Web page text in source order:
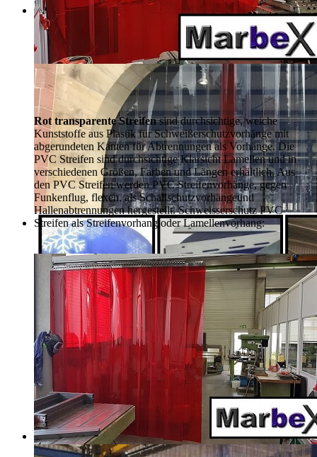
Rot transparente Streifen sind durchsichtige, weiche
Kunststoffe aus Plastik für Schweißerschutzvorhänge mit
abgerundeten Kanten für Abtrennungen als Vorhänge. Die
PVC Streifen sind durchsichtige Klarsicht Lamellen und in
verschiedenen Größen, Farben und Längen erhältlich. Aus
den PVC Streifen werden PVC Streifenvorhänge, gegen
Funkenflug, flexen, als Schallschutzvorhängeund
Hallenabtrennungen hergestellt. Schweisserschutz PVC
Streifen als Streifenvorhang oder Lamellenvorhang: